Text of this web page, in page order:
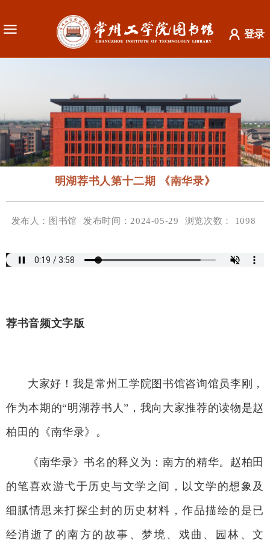
登录
明湖荐书人第十二期 《南华录》
发布人：图书馆 发布时间：2024-05-29 浏览次数： 1098
荐书音频文字版
大家好！我是常州工学院图书馆咨询馆员李刚，
作为本期的“明湖荐书人”，我向大家推荐的读物是赵
柏田的《南华录》。
《南华录》书名的释义为：南方的精华。赵柏田
的笔喜欢游弋于历史与文学之间，以文学的想象及
细腻情思来打探尘封的历史材料，作品描绘的是已
经消逝了的南方的故事、梦境、戏曲、园林、文